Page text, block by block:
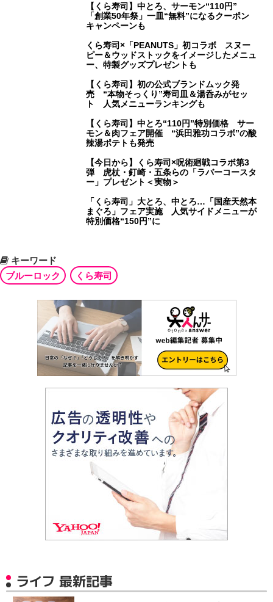
【くら寿司】中とろ、サーモン“110円”
「創業50年祭」一皿“無料”になるクーポン
キャンペーンも
くら寿司×「PEANUTS」初コラボ スヌー
ピー＆ウッドストックをイメージしたメニュ
ー、特製グッズプレゼントも
【くら寿司】初の公式ブランドムック発
売 “本物そっくり”寿司皿＆湯呑みがセッ
ト 人気メニューランキングも
【くら寿司】中とろ“110円”特別価格 サー
モン＆肉フェア開催 “浜田雅功コラボ”の酸
辣湯ポテトも発売
【今日から】くら寿司×呪術廻戦コラボ第3
弾 虎杖・釘崎・五条らの「ラバーコースタ
ー」プレゼント＜実物＞
「くら寿司」大とろ、中とろ…「国産天然本
まぐろ」フェア実施 人気サイドメニューが
特別価格“150円”に
キーワード
ブルーロック
くら寿司
ライフ 最新記事